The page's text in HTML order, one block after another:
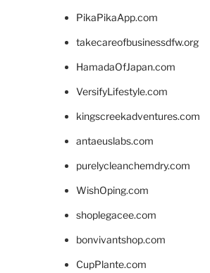
PikaPikaApp.com
takecareofbusinessdfw.org
HamadaOfJapan.com
VersifyLifestyle.com
kingscreekadventures.com
antaeuslabs.com
purelycleanchemdry.com
WishOping.com
shoplegacee.com
bonvivantshop.com
CupPlante.com